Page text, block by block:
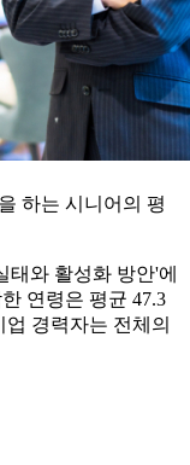
하는 시니어의 평
와 활성화 방안'에
연령은 평균 47.3
경력자는 전체의